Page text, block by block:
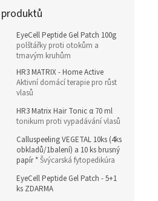
EyeCell Peptide Gel Patch 100g
polštářky proti otokům a
tmavým kruhům
HR3 MATRIX - Home Active
Aktivní domácí terapie pro růst
vlasů
HR3 Matrix Hair Tonic α 70 ml
tonikum proti vypadávání vlasů
Calluspeeling VEGETAL 10ks (4ks
obkladů/1balení) a 10 ks brusný
papír *Švýcarská fytopedikúra
EyeCell Peptide Gel Patch - 5+1
ks ZDARMA